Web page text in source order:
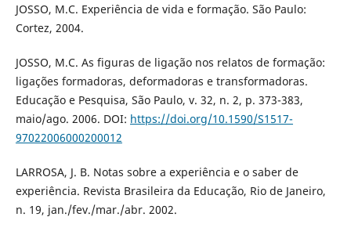
JOSSO, M.C. Experiência de vida e formação. São Paulo:
Cortez, 2004.
JOSSO, M.C. As figuras de ligação nos relatos de formação:
ligações formadoras, deformadoras e transformadoras.
Educação e Pesquisa, São Paulo, v. 32, n. 2, p. 373-383,
maio/ago. 2006. DOI: https://doi.org/10.1590/S1517-
97022006000200012
LARROSA, J. B. Notas sobre a experiência e o saber de
experiência. Revista Brasileira da Educação, Rio de Janeiro,
n. 19, jan./fev./mar./abr. 2002.